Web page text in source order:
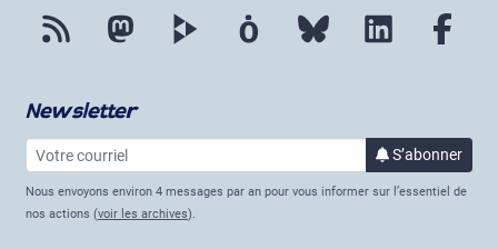
Flux RSS Mastodon PeerTube Mobilizon Bluesky LinkedIn
Newsletter
Votre courriel S’abonnerà la
Nous envoyons environ 4 messages par an pour vous informer sur l’essentiel de
nos actions (voir les archives).